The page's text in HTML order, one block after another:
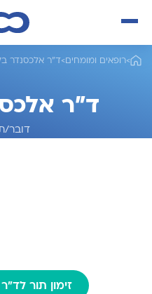
>רופאים ומומחים>ד"ר אלכסנדר
ד"ר
דובר/
זימון תור